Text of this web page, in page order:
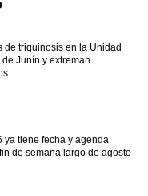
de triquinosis en la Unidad
Junín y extreman
ya tiene fecha y agenda
de semana largo de agosto